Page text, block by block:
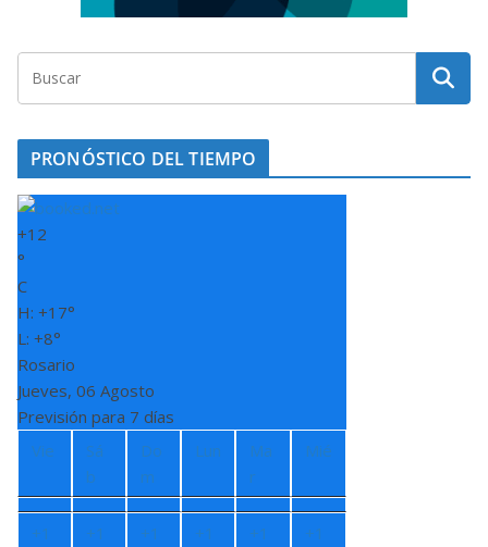
PRONÓSTICO DEL TIEMPO
+12
°
C
H: +17°
L: +8°
Rosario
Jueves, 06 Agosto
Previsión para 7 días
Vie
Sá
b
Do
m
Lun
Ma
r
Mié
+1
+1
+1
+1
+1
+1